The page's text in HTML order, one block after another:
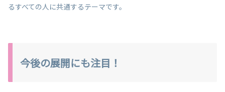
るすべての人に共通するテーマです。
今後の展開にも注目！